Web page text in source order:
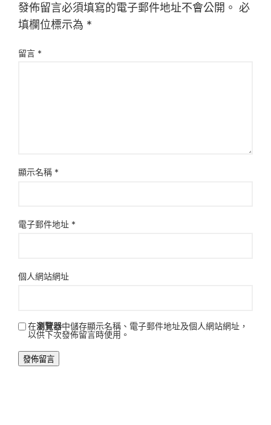
發佈留言必須填寫的電子郵件地址不會公開。 必
填欄位標示為 *
留言 *
顯示名稱 *
電子郵件地址 *
個人網站網址
在瀏覽器中儲存顯示名稱、電子郵件地址及個人網站網址，
以供下次發佈留言時使用。